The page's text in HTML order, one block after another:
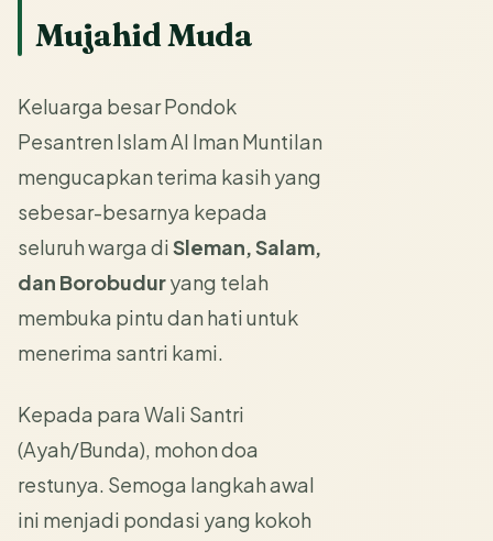
Mujahid Muda
Keluarga besar Pondok
Pesantren Islam Al Iman Muntilan
mengucapkan terima kasih yang
sebesar-besarnya kepada
seluruh warga di Sleman, Salam,
dan Borobuduryang telah
membuka pintu dan hati untuk
menerima santri kami.
Kepada para Wali Santri
(Ayah/Bunda), mohon doa
restunya. Semoga langkah awal
ini menjadi pondasi yang kokoh